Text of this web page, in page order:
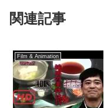
関連記事
Film & Animation